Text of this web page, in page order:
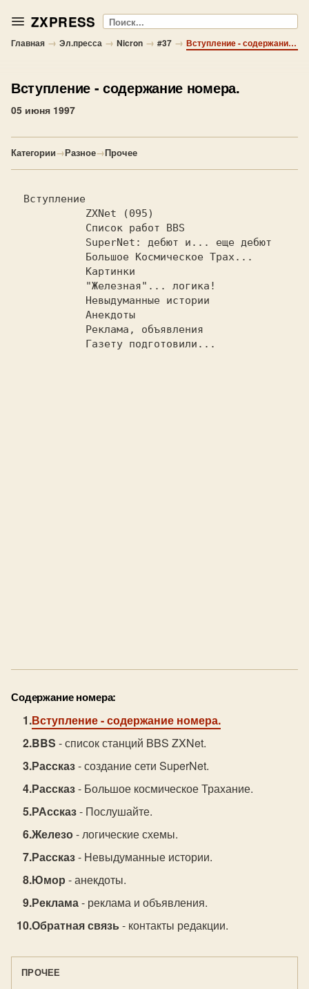
ZXPRESS Поиск
Главная → Эл.пресса → Nicron → #37 → Вступление - содержание номера.
Вступление- содержание номера.
05 июня 1997
Категории→Разное→Прочее
  Вступление
Содержание номера:
Вступление- содержание номера.
BBS - список станций BBS ZXNet.
Рассказ- создание сети SuperNet.
Рассказ- Большое космическое Трахание.
РАссказ- Послушайте.
Железо- логические схемы.
Рассказ- Hевыдуманные истории.
Юмор - анекдоты.
Реклама- реклама и объявления.
Обратная связь - контакты редакции.
ПРОЧЕЕ